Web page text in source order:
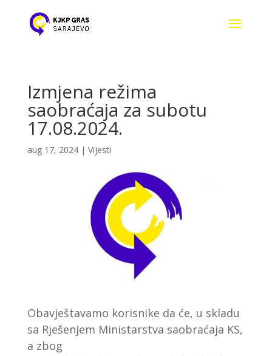
Izmjena režima
saobraćaja za subotu
17.08.2024.
aug 17, 2024| Vijesti
Obavještavamo korisnike da će, u skladu
sa Rješenjem Ministarstva saobraćaja KS,
a zbog